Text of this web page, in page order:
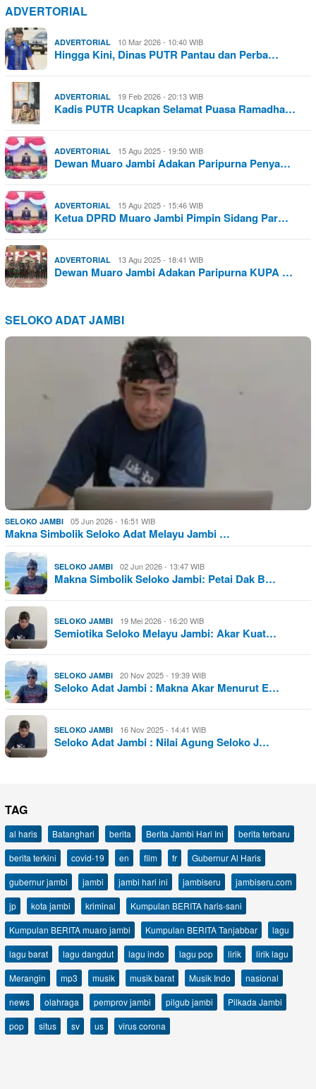
ADVERTORIAL
ADVERTORIAL 10 Mar 2026 - 10:40 WIB
Hingga Kini, Dinas PUTR Pantau dan Perba…
ADVERTORIAL 19 Feb 2026 - 20:13 WIB
Kadis PUTR Ucapkan Selamat Puasa Ramadha…
ADVERTORIAL 15 Agu 2025 - 19:50 WIB
Dewan Muaro Jambi Adakan Paripurna Penya…
ADVERTORIAL 15 Agu 2025 - 15:46 WIB
Ketua DPRD Muaro Jambi Pimpin Sidang Par…
ADVERTORIAL 13 Agu 2025 - 18:41 WIB
Dewan Muaro Jambi Adakan Paripurna KUPA …
SELOKO ADAT JAMBI
SELOKO JAMBI 05 Jun 2026 - 16:51 WIB
Makna Simbolik Seloko Adat Melayu Jambi …
SELOKO JAMBI 02 Jun 2026 - 13:47 WIB
Makna Simbolik Seloko Jambi: Petai Dak B…
SELOKO JAMBI 19 Mei 2026 - 16:20 WIB
Semiotika Seloko Melayu Jambi: Akar Kuat…
SELOKO JAMBI 20 Nov 2025 - 19:39 WIB
Seloko Adat Jambi : Makna Akar Menurut E…
SELOKO JAMBI 16 Nov 2025 - 14:41 WIB
Seloko Adat Jambi : Nilai Agung Seloko J…
TAG
al haris Batanghari berita Berita Jambi Hari Ini
berita terbaru
berita terkini
covid-19 en film fr
Gubernur Al Haris
gubernur jambi
jambi jambi hari ini jambiseru
jambiseru.com
jp
kota jambi kriminal
Kumpulan BERITA haris-sani
Kumpulan BERITA muaro jambi
Kumpulan BERITA Tanjabbar
lagu
lagu barat
lagu dangdut lagu indo lagu pop lirik
lirik lagu
Merangin
mp3 musik musik barat Musik Indo
nasional
news
olahraga pemprov jambi pilgub jambi
Pilkada Jambi
pop
situs sv us virus corona